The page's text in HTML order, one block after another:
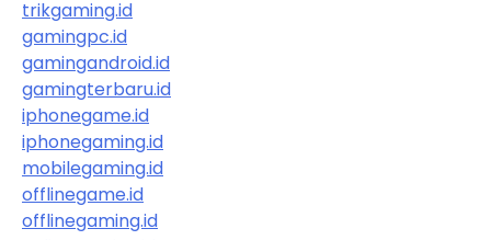
trikgaming.id
gamingpc.id
gamingandroid.id
gamingterbaru.id
iphonegame.id
iphonegaming.id
mobilegaming.id
offlinegame.id
offlinegaming.id